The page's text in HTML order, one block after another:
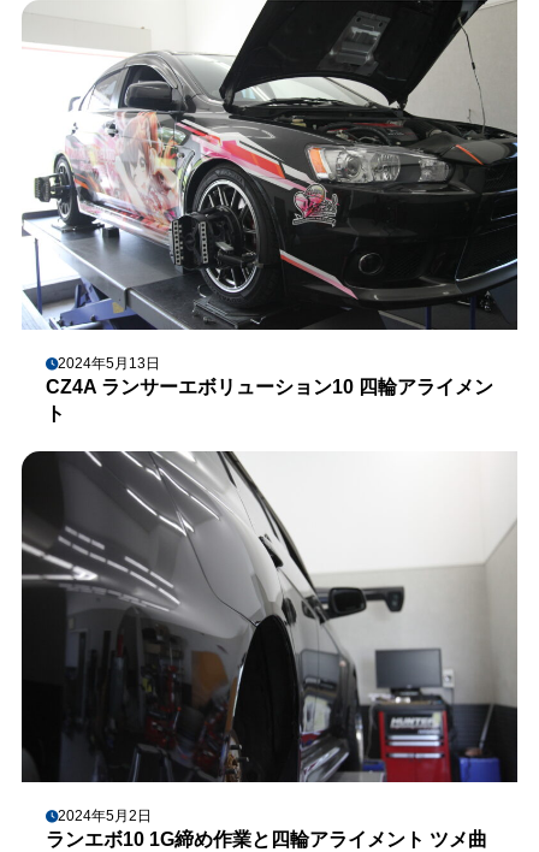
2024年5月13日
CZ4A ランサーエボリューション10 四輪アライメン
ト
2024年5月2日
ランエボ10 1G締め作業と四輪アライメント ツメ曲